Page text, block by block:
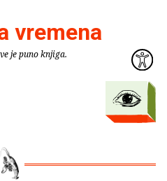
vremena
je puno knjiga.